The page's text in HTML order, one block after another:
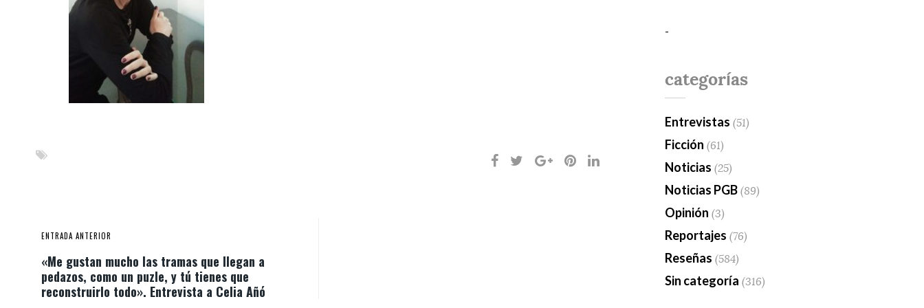
ENTRADA ANTERIOR
«Me gustan mucho las tramas que llegan a
pedazos, como un puzle, y tú tienes que
reconstruirlo todo». Entrevista a Celia Añó
-
categorías
Entrevistas (51)
Ficción (61)
Noticias (25)
Noticias PGB (89)
Opinión (3)
Reportajes (76)
Reseñas (584)
Sin categoría (316)